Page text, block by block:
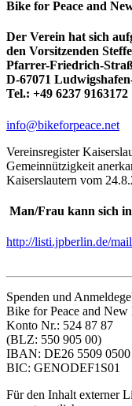
Bike for Peace and
Der Verein hat sich
den Vorsitzenden
Pfarrer-Friedrich-
D-67071
Tel.: +49 6237 9163172
info@bikeforpeace.net
Vereinsregister
Gemeinnützigkeit
Kaiserslautern vom
Man/Frau kann sich
http://listi.jpberlin.de/
Spenden und
Bike for Peace and New
Konto Nr.: 524 87
(BLZ: 550 905 00)
IBAN: DE26 5509 0500
BIC: GENODEF1S01
Für den Inhalt externer